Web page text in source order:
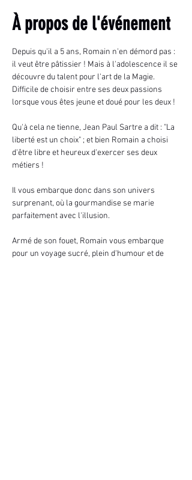
À propos de l'événement
Depuis qu'il a 5 ans, Romain n'en démord pas :
il veut être pâtissier ! Mais à l'adolescence il se
découvre du talent pour l'art de la Magie.
Difficile de choisir entre ses deux passions
lorsque vous êtes jeune et doué pour les deux !
Qu'à cela ne tienne, Jean Paul Sartre a dit : "La
liberté est un choix" ; et bien Romain a choisi
d'être libre et heureux d'exercer ses deux
métiers !
Il vous embarque donc dans son univers
surprenant, où la gourmandise se marie
parfaitement avec l'illusion.
Armé de son fouet, Romain vous embarque
pour un voyage sucré, plein d'humour et de